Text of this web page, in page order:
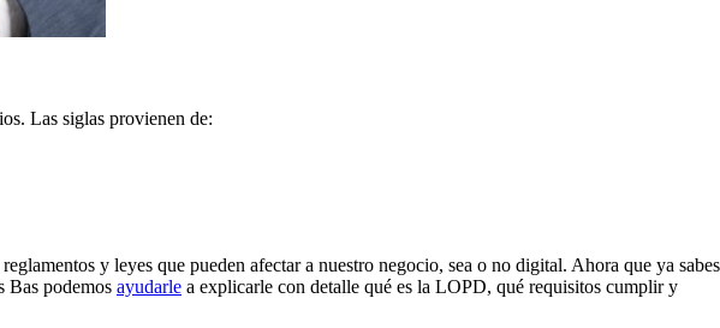
Las siglas provienen de:
y leyes que pueden afectar a nuestro negocio, sea o no digital. Ahora que ya sabes
Bas podemos ayudarle a explicarle con detalle qué es la LOPD, qué requisitos cumplir y